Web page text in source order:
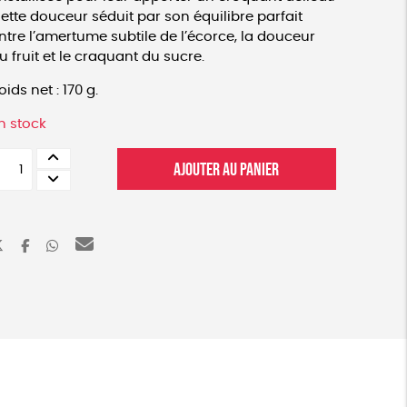
douceur séduit par son équilibre parfait
l’amertume subtile de l’écorce, la douceur
fruit et le craquant du sucre.
net : 170 g.
stock
AJOUTER AU PANIER